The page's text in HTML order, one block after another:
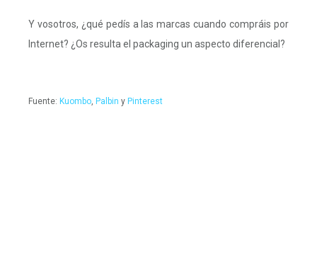
Y vosotros, ¿qué pedís a las marcas cuando compráis por
Internet? ¿Os resulta el packaging un aspecto diferencial?
Fuente: Kuombo, Palbin y Pinterest